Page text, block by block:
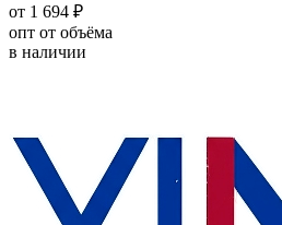
от 1 694 ₽
опт от объёма
в наличии